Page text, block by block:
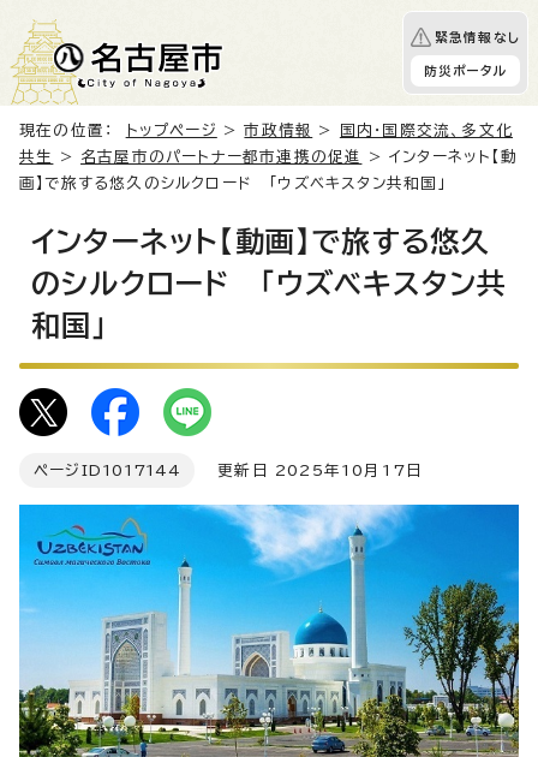
緊急情報なし
防災ポータル
現在の位置： トップページ >市政情報 >
国内・国際交流、多文化
共生
> 名古屋市のパートナー都市連携の促進
> インターネット【動
画】で旅する悠久のシルクロード 「ウズベキスタン共和国」
インターネット【動画】で旅する悠久
のシルクロード 「ウズベキスタン共
和国」
ページID 1017144 更新日 2025年10月17日